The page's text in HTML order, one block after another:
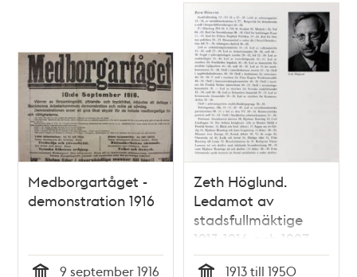
Medborgartåget -
demonstration 1916
9 september 1916
Zeth Höglund.
Ledamot av
stadsfullmäktige
1913-1916 och 1927-
1950.
1913 till 1950